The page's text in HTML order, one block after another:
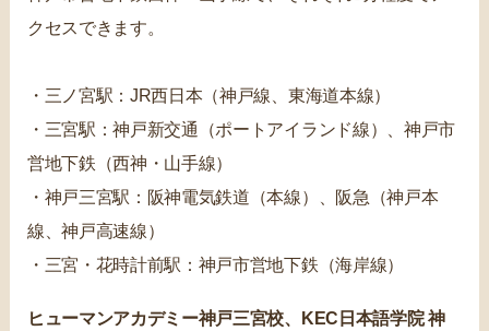
クセスできます。
・三ノ宮駅：JR西日本（神戸線、東海道本線）
・三宮駅：神戸新交通（ポートアイランド線）、神戸市
営地下鉄（西神・山手線）
・神戸三宮駅：阪神電気鉄道（本線）、阪急（神戸本
線、神戸高速線）
・三宮・花時計前駅：神戸市営地下鉄（海岸線）
ヒューマンアカデミー神戸三宮校、KEC日本語学院 神